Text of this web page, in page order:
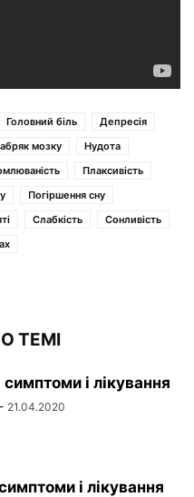
Головний біль
Депресія
мозку
Нудота
Плаксивість
Погіршення сну
Слабкість
Сонливість
ТЕМІ
симптоми і лікування
- 21.04.2020
і лікування